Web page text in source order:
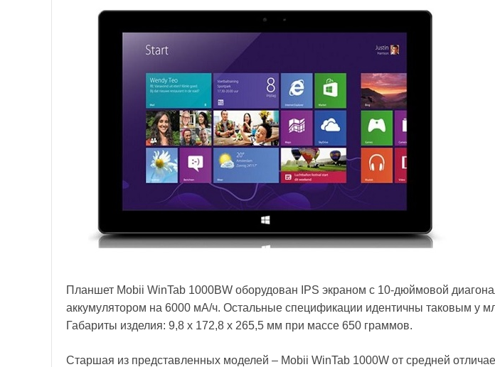
Планшет Mobii WinTab 1000BW оборудован IPS экраном с 10-дюймовой
аккумулятором на 6000 мА/ч. Остальные спецификации идентичны таковым у
Габариты изделия: 9,8 x 172,8 x 265,5 мм при массе 650 граммов.
Старшая из представленных моделей – Mobii WinTab 1000W от средней